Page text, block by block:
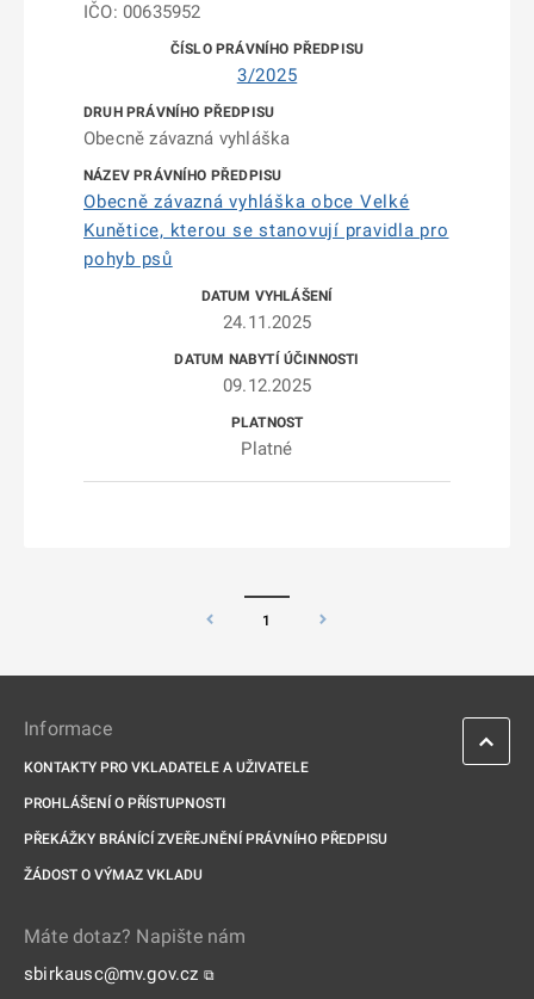
IČO: 00635952
3/2025
Obecně závazná vyhláška
Obecně závazná vyhláška obce Velké
Kunětice, kterou se stanovují pravidla pro
pohyb psů
24.11.2025
09.12.2025
Platné
1
Informace
KONTAKTY PRO VKLADATELE A UŽIVATELE
PROHLÁŠENÍ O PŘÍSTUPNOSTI
PŘEKÁŽKY BRÁNÍCÍ ZVEŘEJNĚNÍ PRÁVNÍHO PŘEDPISU
ŽÁDOST O VÝMAZ VKLADU
Máte dotaz? Napište nám
sbirkausc@mv.gov.cz ⧉